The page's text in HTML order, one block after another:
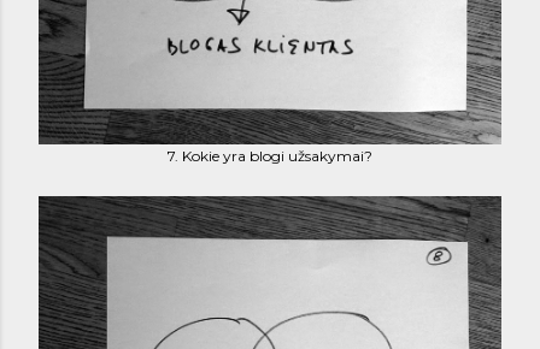
7. Kokie yra blogi užsakymai?